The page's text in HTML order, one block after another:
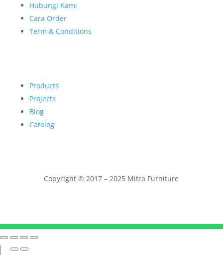
Hubungi Kami
Cara Order
Term & Conditions
Products
Projects
Blog
Catalog
Copyright © 2017 – 2025 Mitra Furniture
Telepon